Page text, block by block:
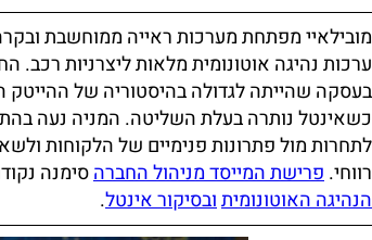
מובילאיי מפתחת מערכות ראייה ממוחשבת
ערכות נהיגה אוטונומית מלאות ליצרניות
בעסקה שהייתה לגדולה בהיסטוריה של
כשאינטל נותרה בעלת השליטה. המניה נעה
לתחרות מול פתרונות פנימיים של הלקוחות
רווחי.פרישת המייסד מניהול החברהסימנה
הנהיגה האוטונומיתובסיקור אינטל.